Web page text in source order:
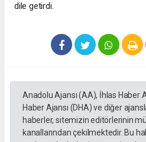
dile getirdi.
Anadolu Ajansı (AA), İhlas Haber
Haber Ajansı (DHA) ve diğer
haberler, sitemizin editörlerinin
kanallarından çekilmektedir. Bu